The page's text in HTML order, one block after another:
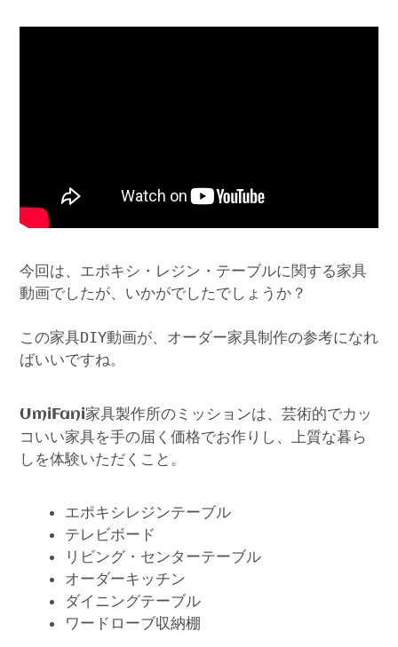
今回は、エポキシ・レジン・テーブルに関する家具
動画でしたが、いかがでしたでしょうか？
この家具DIY動画が、オーダー家具制作の参考になれ
ばいいですね。
UmiFani家具製作所のミッションは、芸術的でカッ
コいい家具を手の届く価格でお作りし、上質な暮ら
しを体験いただくこと。
エポキシレジンテーブル
テレビボード
リビング・センターテーブル
オーダーキッチン
ダイニングテーブル
ワードローブ収納棚